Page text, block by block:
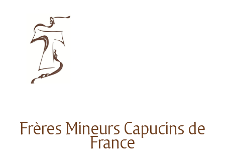
Frères Mineurs Capucins de
France